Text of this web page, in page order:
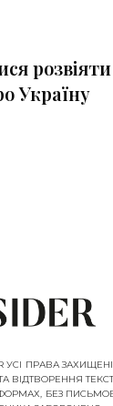
розвіяти
Україну
УСІ ПРАВА
ВІДТВОРЕННЯ
БЕЗ